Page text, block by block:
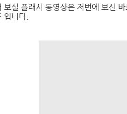
보실 플래시 동영상은 저번에 보신
입니다.